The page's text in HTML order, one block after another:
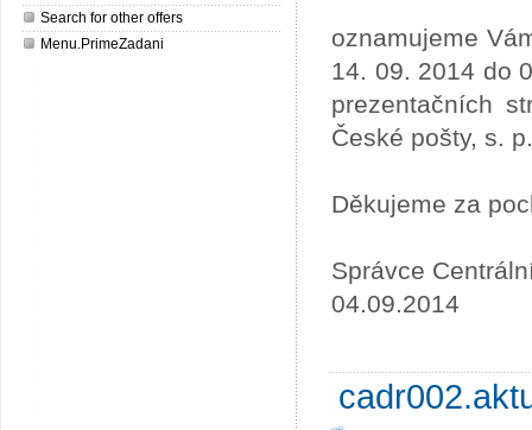
Search for other offers
Menu.PrimeZadani
oznamujeme
14. 09. 2014 do
prezentačních
České pošty, s. p.
Děkujeme za
Správce
04.09.2014